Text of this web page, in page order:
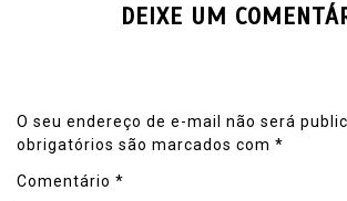
DEIXE UM
O seu endereço de e-mail não será
obrigatórios são marcados com *
Comentário *